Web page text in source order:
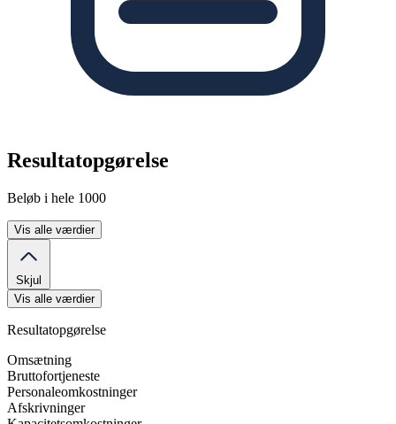
Resultatopgørelse
Beløb i hele 1000
Vis alle værdier
Skjul
Vis alle værdier
Resultatopgørelse
Omsætning
Bruttofortjeneste
Personaleomkostninger
Afskrivninger